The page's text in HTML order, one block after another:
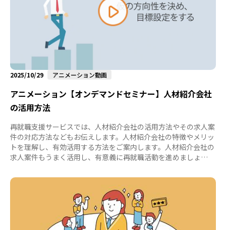
2025/10/29 アニメーション動画
アニメーション【オンデマンドセミナー】人材紹介会社
の活用方法
再就職支援サービスでは、人材紹介会社の活用方法やその求人案
件の対応方法などもお伝えします。人材紹介会社の特徴やメリッ
トを理解し、有効活用する方法をご案内します。人材紹介会社の
求人案件もうまく活用し、有意義に再就職活動を進めましょ